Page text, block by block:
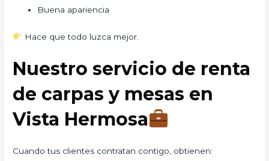
Buena apariencia
Hace que todo luzca mejor.
Nuestro servicio de renta
de carpas y mesas en
Vista Hermosa
Cuando tus clientes contratan contigo, obtienen: